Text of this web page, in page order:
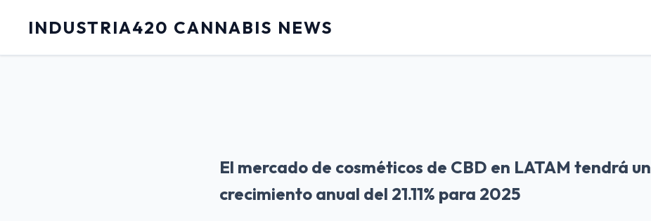
INDUSTRIA420 CANNABIS NEWS
El mercado de cosméticos de CBD en LATAM tendrá un
crecimiento anual del 21.11% para 2025